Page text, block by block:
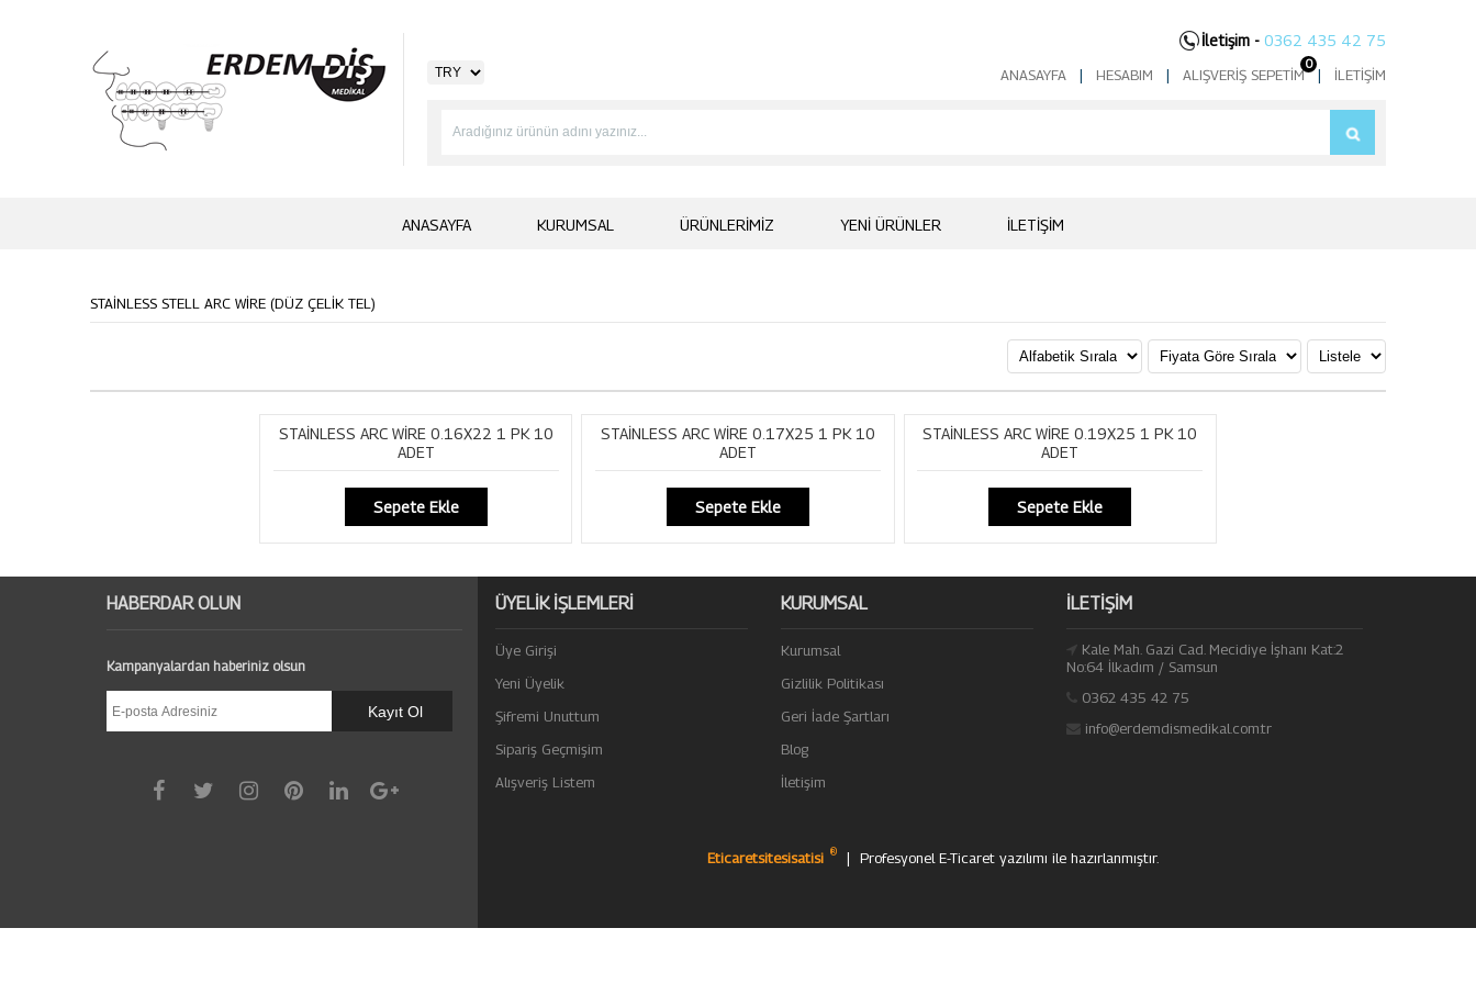
ANASAYFA | HESABIM | ALIŞVERIŞ SEPETIM| İLETIŞIM
İletişim - 0362 435 42 75
0
ANASAYFA KURUMSAL ÜRÜNLERIMIZ YENI ÜRÜNLER İLETIŞIM
STAİNLESS STELL ARC WİRE (DÜZ ÇELİK TEL)
STAİNLESS ARC WİRE 0.16X22 1 PK 10
ADET
Sepete Ekle
STAİNLESS ARC WİRE 0.17X25 1 PK 10
ADET
Sepete Ekle
STAİNLESS ARC WİRE 0.19X25 1 PK 10
ADET
Sepete Ekle
HABERDAR OLUN
Kampanyalardan haberiniz olsun
ÜYELİK İŞLEMLERİ
Üye Girişi
Yeni Üyelik
Şifremi Unuttum
Sipariş Geçmişim
Alışveriş Listem
KURUMSAL
Kurumsal
Gizlilik Politikası
Geri İade Şartları
Blog
İletişim
İLETIŞIM
Kale Mah. Gazi Cad. Mecidiye İşhanı Kat:2
No:64 İlkadım / Samsun
0362 435 42 75
info@erdemdismedikal.com.tr
Eticaretsitesisatisi ® | Profesyonel E-Ticaret yazılımı ile hazırlanmıştır.